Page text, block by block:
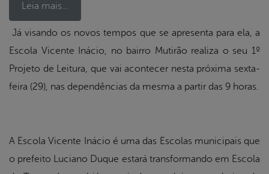
Leia mais…
Já visando os novos tempos que se apresenta para ela, a
Escola Vicente Inácio, no bairro Mutirão realiza o seu 1º
Projeto de Leitura, que vai acontecer nesta próxima sexta-
feira (29), nas dependências da mesma a partir das 9 horas.
A Escola Vicente Inácio é uma das Escolas municipais que
o prefeito Luciano Duque estará transformando em Escola